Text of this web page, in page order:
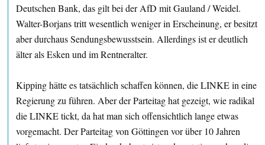
Deutschen Bank, das gilt bei der AfD mit Gauland / Weidel.
Walter-Borjans tritt wesentlich weniger in Erscheinung, er besitzt
aber durchaus Sendungsbewusstsein. Allerdings ist er deutlich
älter als Esken und im Rentneralter.
Kipping hätte es tatsächlich schaffen können, die LINKE in eine
Regierung zu führen. Aber der Parteitag hat gezeigt, wie radikal
die LINKE tickt, da hat man sich offensichtlich lange etwas
vorgemacht. Der Parteitag von Göttingen vor über 10 Jahren